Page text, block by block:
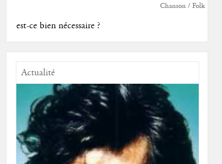
Chanson / Folk
est-ce bien nécessaire ?
Actualité